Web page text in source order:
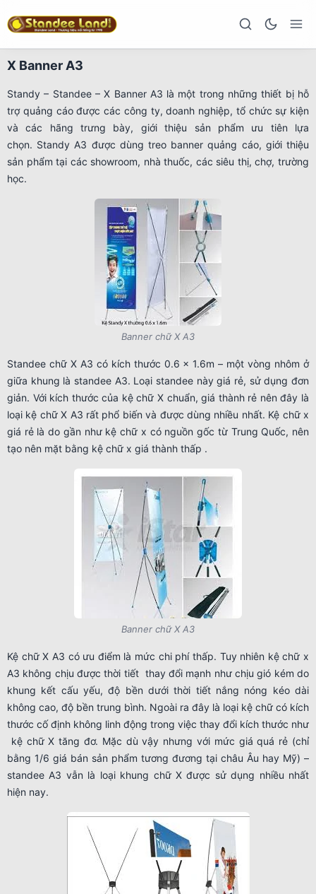
X Banner A3
Standy – Standee – X Banner A3 là một trong những thiết bị hỗ
trợ quảng cáo được các công ty, doanh nghiệp, tổ chức sự kiện
và các hãng trưng bày, giới thiệu sản phẩm ưu tiên lựa
chọn. Standy A3 được dùng treo banner quảng cáo, giới thiệu
sản phẩm tại các showroom, nhà thuốc, các siêu thị, chợ, trường
học.
Banner chữ X A3
Standee chữ X A3 có kích thước 0.6 x 1.6m – một vòng nhôm ở
giữa khung là standee A3. Loại standee này giá rẻ, sử dụng đơn
giản. Với kích thước của kệ chữ X chuẩn, giá thành rẻ nên đây là
loại kệ chữ X A3 rất phổ biến và được dùng nhiều nhất. Kệ chữ x
giá rẻ là do gần như kệ chữ x có nguồn gốc từ Trung Quốc, nên
tạo nên mặt bằng kệ chữ x giá thành thấp .
Banner chữ X A3
Kệ chữ X A3 có ưu điểm là mức chi phí thấp. Tuy nhiên kệ chữ x
A3 không chịu được thời tiết thay đổi mạnh như chịu gió kém do
khung kết cấu yếu, độ bền dưới thời tiết nắng nóng kéo dài
không cao, độ bền trung bình. Ngoài ra đây là loại kệ chữ có kích
thước cố định không linh động trong việc thay đổi kích thước như
kệ chữ X tăng đơ. Mặc dù vậy nhưng với mức giá quá rẻ (chỉ
bằng 1/6 giá bán sản phẩm tương đương tại châu Âu hay Mỹ) –
standee A3 vẫn là loại khung chữ X được sử dụng nhiều nhất
hiện nay.